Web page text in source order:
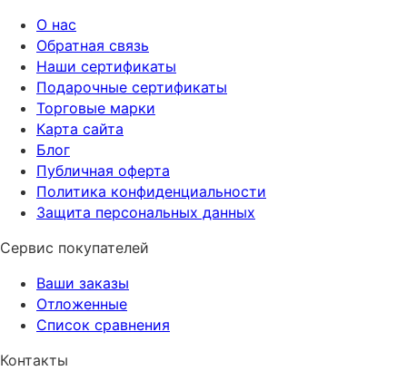
О нас
Обратная связь
Наши сертификаты
Подарочные сертификаты
Торговые марки
Карта сайта
Блог
Публичная оферта
Политика конфиденциальности
Защита персональных данных
Сервис покупателей
Ваши заказы
Отложенные
Список сравнения
Контакты